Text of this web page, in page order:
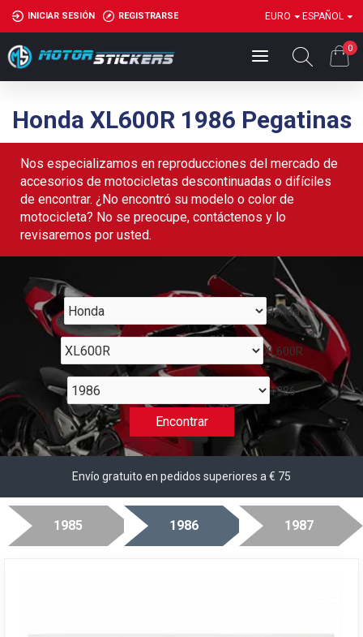
INICIAR SESIÓN REGISTRARSE EURO ESPAÑOL
0
Honda XL600R 1986 Pegatinas
Nos especializamos en reproducciones del mercado de
accesorios de motocicletas descontinuadas o difíciles
de encontrar. ¿No encontró su modelo o color de
motocicleta? No se preocupe, contáctenos y lo
revisaremos por usted.
Honda
XL600R
1986
Encontrar
Envío gratuito en pedidos superiores a € 75
1985 1986 1987